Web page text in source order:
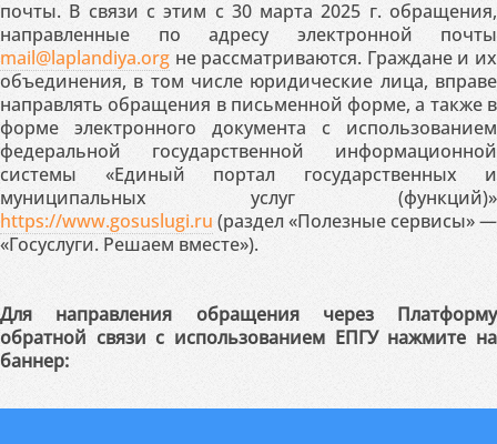
почты. В связи с этим с 30 марта 2025 г. обращения,
направленные по адресу электронной почты
mail@laplandiya.org не рассматриваются. Граждане и их
объединения, в том числе юридические лица, вправе
направлять обращения в письменной форме, а также в
форме электронного документа с использованием
федеральной государственной информационной
системы «Единый портал государственных и
муниципальных услуг (функций)»
https://www.gosuslugi.ru (раздел «Полезные сервисы» —
«Госуслуги. Решаем вместе»).
Для направления обращения через Платформу
обратной связи с использованием ЕПГУ нажмите на
баннер: